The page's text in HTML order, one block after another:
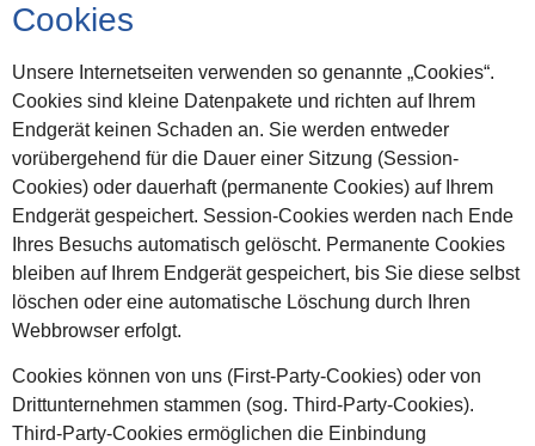
Cookies
Unsere Internetseiten verwenden so genannte „Cookies“.
Cookies sind kleine Datenpakete und richten auf Ihrem
Endgerät keinen Schaden an. Sie werden entweder
vorübergehend für die Dauer einer Sitzung (Session-
Cookies) oder dauerhaft (permanente Cookies) auf Ihrem
Endgerät gespeichert. Session-Cookies werden nach Ende
Ihres Besuchs automatisch gelöscht. Permanente Cookies
bleiben auf Ihrem Endgerät gespeichert, bis Sie diese selbst
löschen oder eine automatische Löschung durch Ihren
Webbrowser erfolgt.
Cookies können von uns (First-Party-Cookies) oder von
Drittunternehmen stammen (sog. Third-Party-Cookies).
Third-Party-Cookies ermöglichen die Einbindung